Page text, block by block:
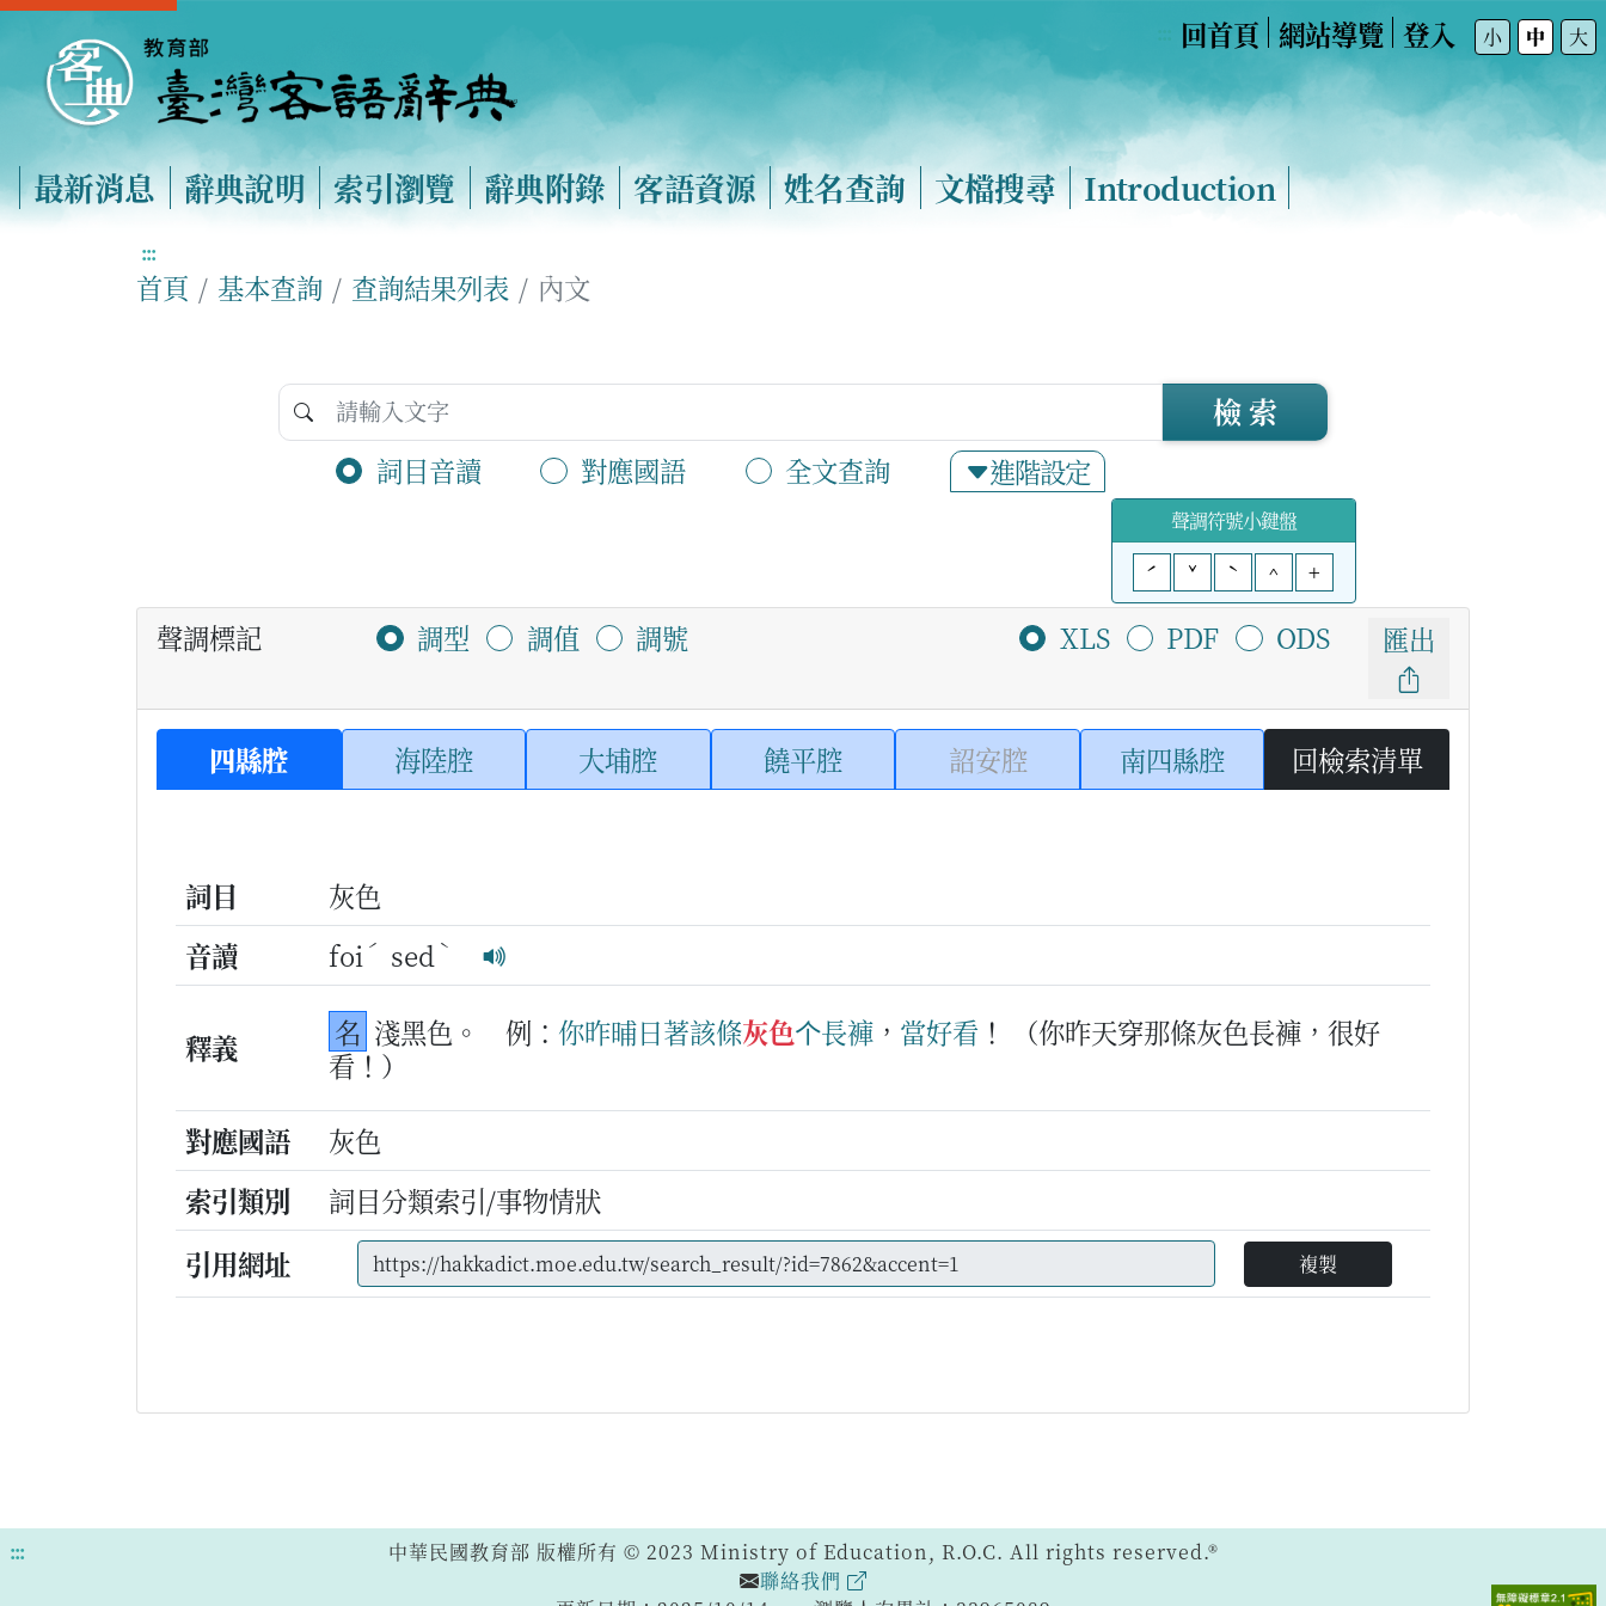
回首頁 網站導覽 登入 小 中 大
最新消息 辭典說明 索引瀏覽 辭典附錄 客語資源 姓名查詢 文檔搜尋 Introduction
:::
首頁 基本查詢 查詢結果列表 內文
詞目音讀 對應國語 全文查詢 進階設定
檢 索
聲調符號小鍵盤
ˊ
ˇ ˋ ^ +
聲調標記 調型 調值 調號 XLS PDF ODS 匯出
四縣腔 海陸腔 大埔腔 饒平腔 詔安腔 南四縣腔 回檢索清單
詞目
灰色
音讀
foi ˊ sed ˋ
釋義 名 淺黑色。 例： 你昨晡日著該條灰色个長褲 ， 當好看 ！
（你昨天穿那條灰色長褲，很好
看！）
對應國語
灰色
索引類別
詞目分類索引/事物情狀
引用網址
複製
:::
中華民國教育部 版權所有 © 2023 Ministry of Education, R.O.C. All rights reserved.®
聯絡我們